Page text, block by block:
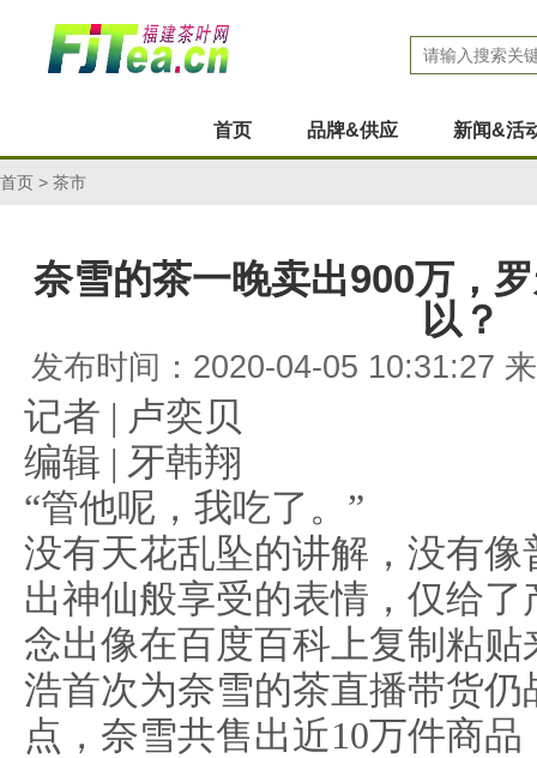
首页 品牌&供应 新闻&活
首页 > 茶市
奈雪的茶一晚卖出900万，
以？
发布时间：2020-04-05 10:31:27
记者 | 卢奕贝
编辑 | 牙韩翔
“管他呢，我吃了。”
没有天花乱坠的讲解，没有
出神仙般享受的表情，仅给
念出像在百度百科上复制粘
浩首次为奈雪的茶直播带货
点，奈雪共售出近10万件商